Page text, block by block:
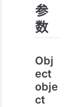
参
数
Obj
ect
obje
ct